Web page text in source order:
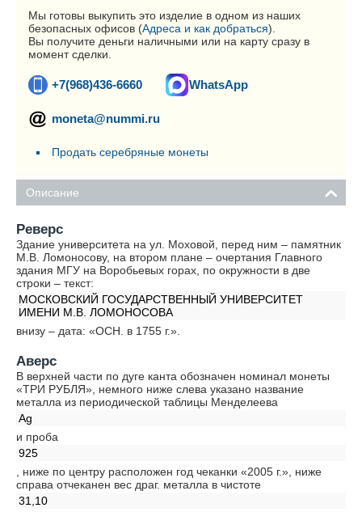
Мы готовы выкупить это изделие в одном из наших
безопасных офисов (Адреса и как добраться).
Вы получите деньги наличными или на карту сразу в
момент сделки.
+7(968)436-6660 WhatsApp
moneta@nummi.ru
Продать серебряные монеты
Описание
Реверс
Здание университета на ул. Моховой, перед ним – памятник
М.В. Ломоносову, на втором плане – очертания Главного
здания МГУ на Воробьевых горах, по окружности в две
строки – текст:
МОСКОВСКИЙ ГОСУДАРСТВЕННЫЙ УНИВЕРСИТЕТ
ИМЕНИ М.В. ЛОМОНОСОВА
внизу – дата: «ОСН. в 1755 г.».
Аверс
В верхней части по дуге канта обозначен номинал монеты
«ТРИ РУБЛЯ», немного ниже слева указано название
металла из периодической таблицы Менделеева
Ag
и проба
925
, ниже по центру расположен год чеканки «2005 г.», ниже
справа отчеканен вес драг. металла в чистоте
31,10